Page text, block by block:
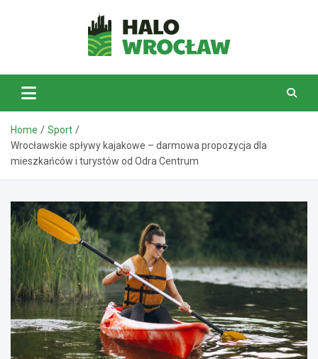
HaloWrocław.pl
Home
Sport
Wrocławskie spływy kajakowe – darmowa propozycja dla
mieszkańców i turystów od Odra Centrum